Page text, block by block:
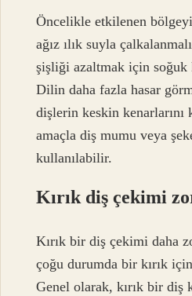
Öncelikle etkilenen
ağız ılık suyla
şişliği azaltmak için soğuk
Dilin daha fazla hasar
dişlerin keskin kenarlarını
amaçla diş mumu veya
kullanılabilir.
Kırık diş çekimi
Kırık bir diş çekimi daha
çoğu durumda bir kırık
Genel olarak, kırık bir diş